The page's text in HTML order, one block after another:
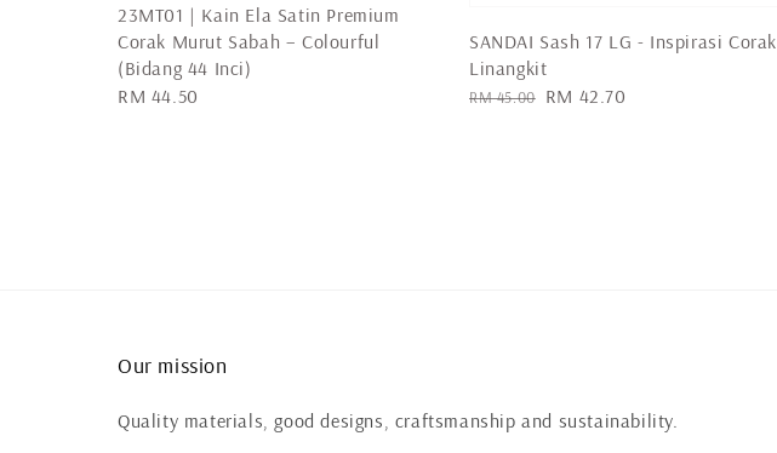
23MT01 | Kain Ela Satin Premium
Corak Murut Sabah – Colourful
(Bidang 44 Inci)
Regular
RM 44.50
SANDAI Sash 17 LG - Inspirasi Corak
Linangkit
Regular
RM 45.00 Sale
RM 42.70
Our mission
Quality materials, good designs, craftsmanship and sustainability.